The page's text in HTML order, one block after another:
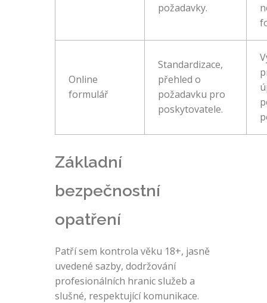
požadavky.
Online
formulář
Standardizace,
přehled o
požadavku pro
poskytovatele.
Základní
bezpečnostní
opatření
Patří sem kontrola věku 18+, jasně
uvedené sazby, dodržování
profesionálních hranic služeb a
slušné, respektující komunikace.